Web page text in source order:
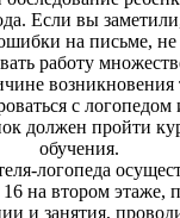
Если вы
на письме, не
работу
с логопедом
должен пройти
обучения.
логопеда
на втором этаже,
и занятия,